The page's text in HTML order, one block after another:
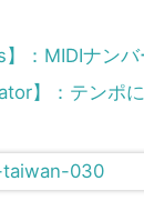
：MIDIナン
】：テンポ
taiwan-030